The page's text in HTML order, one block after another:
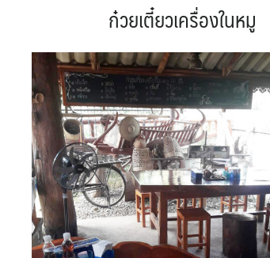
ก๋วยเตี๋ยวเครื่องในหมู